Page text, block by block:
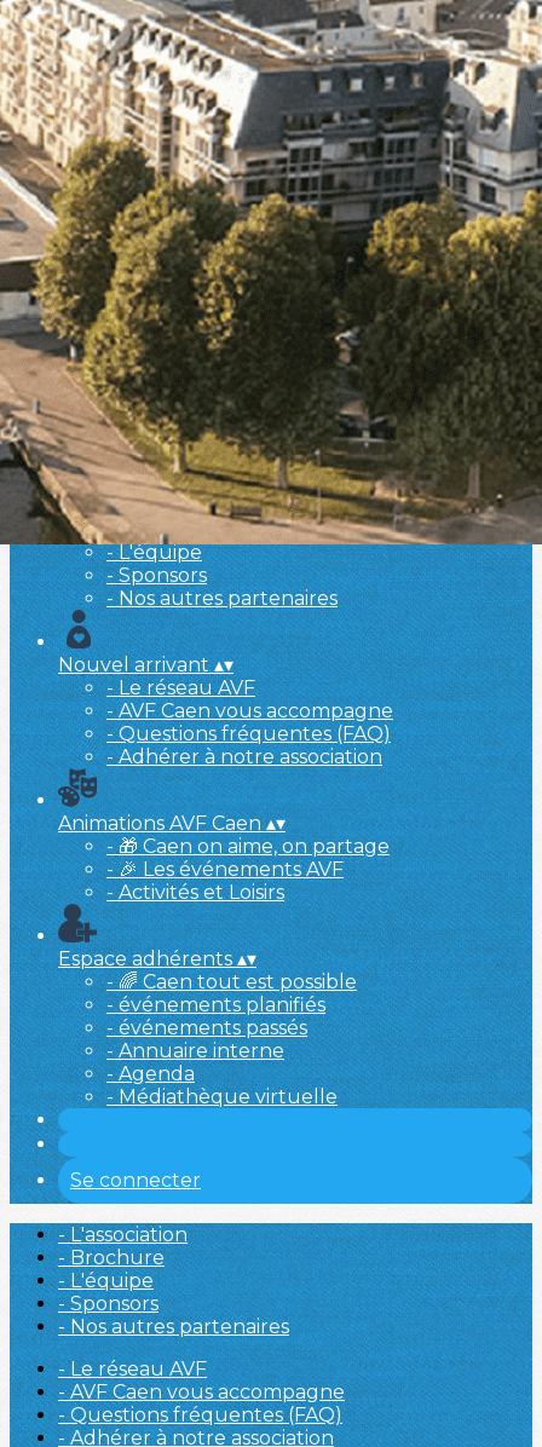
Exporter les lignes sélectionnées
Exporter toutes les colonnes
Exporter uniquement les colonnes affichées
Menu
<
>
- 🎁 Caen on aime, on partage
- 🎉 Les événements AVF
- Activités et Loisirs
Ajoutez un logo, un bouton, des réseaux sociaux
Cliquez pour éditer
L'association▴▾
- L'association
- Brochure
- L'équipe
- Sponsors
- Nos autres partenaires
Nouvel arrivant▴▾
- Le réseau AVF
- AVF Caen vous accompagne
- Questions fréquentes (FAQ)
- Adhérer à notre association
Animations AVF Caen▴▾
- 🎁 Caen on aime, on partage
- 🎉 Les événements AVF
- Activités et Loisirs
Espace adhérents▴▾
- 🌈 Caen tout est possible
- événements planifiés
- événements passés
- Annuaire interne
- Agenda
- Médiathèque virtuelle
Se connecter
- L'association
- Brochure
- L'équipe
- Sponsors
- Nos autres partenaires
- Le réseau AVF
- AVF Caen vous accompagne
- Questions fréquentes (FAQ)
- Adhérer à notre association